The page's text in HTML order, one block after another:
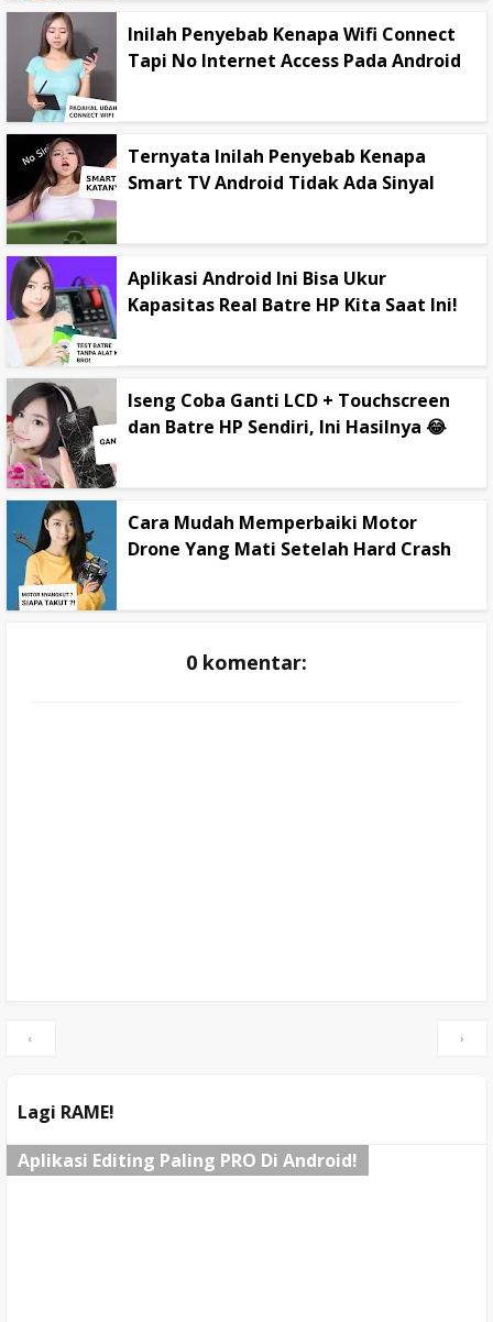
Inilah Penyebab Kenapa Wifi Connect
Tapi No Internet Access Pada Android
Ternyata Inilah Penyebab Kenapa
Smart TV Android Tidak Ada Sinyal
Aplikasi Android Ini Bisa Ukur
Kapasitas Real Batre HP Kita Saat Ini!
Iseng Coba Ganti LCD + Touchscreen
dan Batre HP Sendiri, Ini Hasilnya 😂
Cara Mudah Memperbaiki Motor
Drone Yang Mati Setelah Hard Crash
0 komentar:
‹ ›
Lagi RAME!
Aplikasi Editing Paling PRO Di Android!